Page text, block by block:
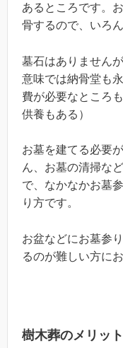
あるところです。
骨するので、いろ
墓石はありません
意味では納骨堂も
費が必要なところ
供養もある）
お墓を建てる必要
ん、お墓の清掃な
で、なかなかお墓
り方です。
お盆などにお墓参
るのが難しい方に
樹木葬のメリッ